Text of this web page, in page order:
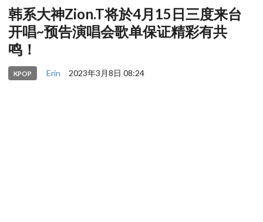
韩系大神Zion.T将於4月15日三度来台
开唱~预告演唱会歌单保证精彩有共
鸣！
KPOP Erin 2023年3月8日 08:24